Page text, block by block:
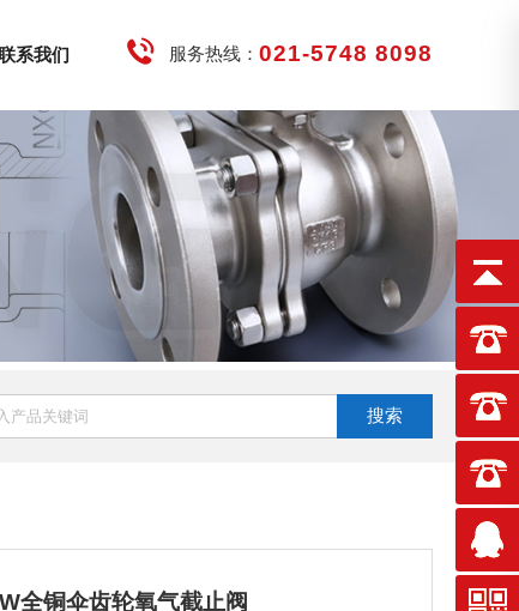
服务热线： 021-5748 8098
系我们
搜索
全铜伞齿轮氧气截止阀